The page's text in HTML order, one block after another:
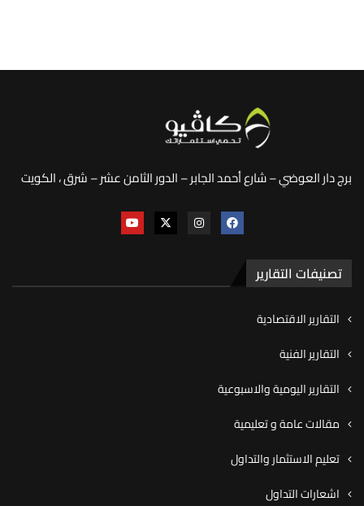
برج دار العوضي – شارع أحمد الجابر – الدور الثامن عشر – شرق ، الكويت
تصنيفات التقارير
التقارير الاقتصادية
التقارير الفنية
التقارير اليومية والاسبوعية
مقالات عامة و تعليمية
تعليم الاستثمار والتداول
اشعارات التداول